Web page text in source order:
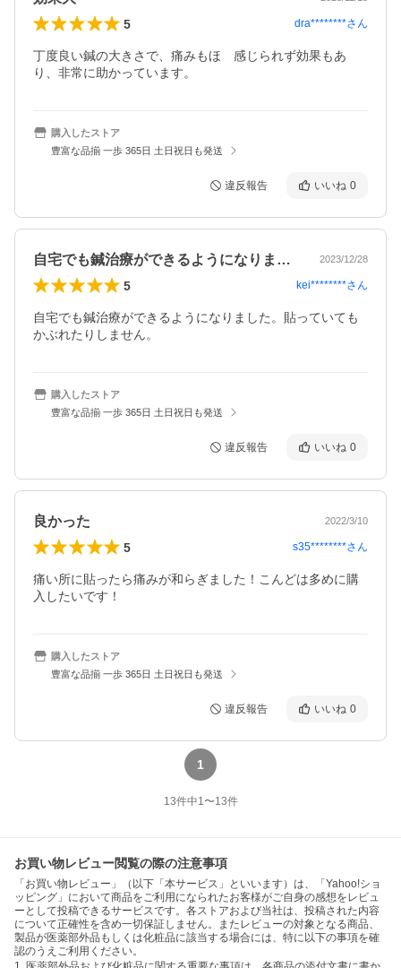
5 dra********さん
丁度良い鍼の大きさで、痛みもほゞ感じられず効果もあ
り、非常に助かっています。
購入したストア
豊富な品揃 一歩 365日 土日祝日も発送
違反報告 いいね 0
自宅でも鍼治療ができるようになりました 2023/12/28
5 kei********さん
自宅でも鍼治療ができるようになりました。貼っていても
かぶれたりしません。
購入したストア
豊富な品揃 一歩 365日 土日祝日も発送
違反報告 いいね 0
良かった 2022/3/10
5 s35********さん
痛い所に貼ったら痛みが和らぎました！こんどは多めに購
入したいです！
購入したストア
豊富な品揃 一歩 365日 土日祝日も発送
違反報告 いいね 0
1
13件中1〜13件
お買い物レビュー閲覧の際の注意事項
「お買い物レビュー」（以下「本サービス」といいます）は、「Yahoo!ショ
ッピング」において商品をご利用になられたお客様がご自身の感想をレビュ
ーとして投稿できるサービスです。各ストアおよび当社は、投稿された内容
について正確性を含め一切保証しません。またレビューの対象となる商品、
製品が医薬部外品もしくは化粧品に該当する場合には、特に以下の事項を確
認のうえご利用ください。